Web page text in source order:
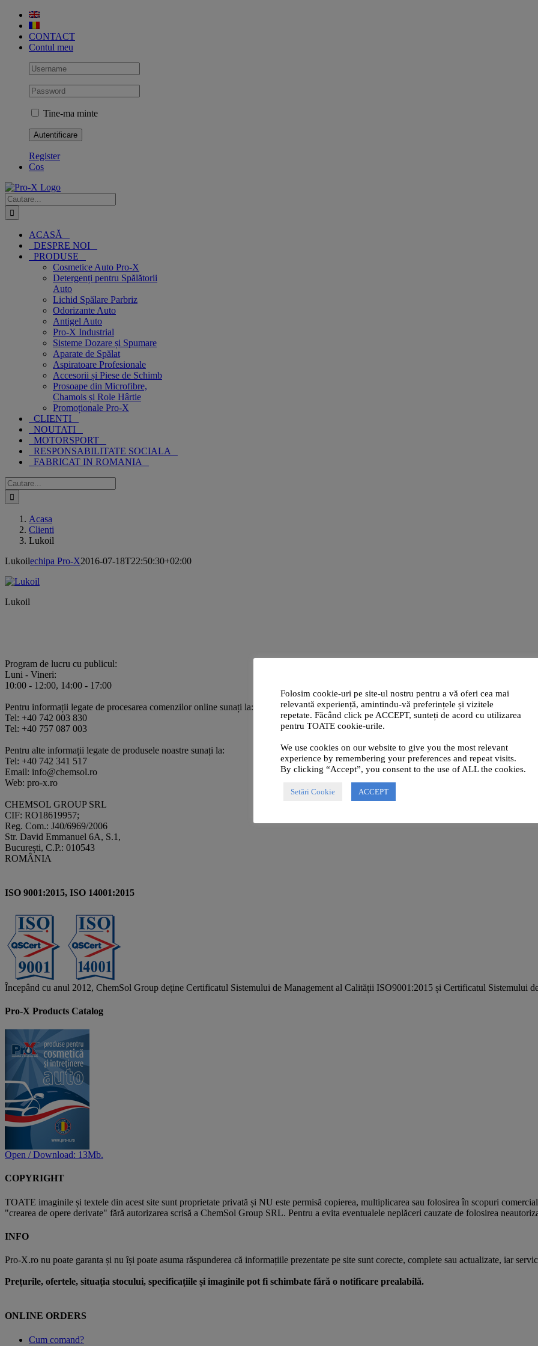
Skip
contentCONTACT
Contul meu
Tine-ma minte
Register
Cos
Cautare...
ACASĂ
DESPRE NOI
PRODUSE
Cosmetice Auto Pro-X
Detergenți pentru Spălătorii
Auto
Lichid Spălare Parbriz
Odorizante Auto
Antigel Auto
Pro-X Industrial
Sisteme Dozare și Spumare
Aparate de Spălat
Aspiratoare Profesionale
Accesorii și Piese de Schimb
Prosoape din Microfibre,
Chamois și Role Hârtie
Promoționale Pro-X
CLIENTI
NOUTATI
MOTORSPORT
RESPONSABILITATE SOCIALA
FABRICAT IN ROMANIA
Cautare...
Acasa
Clienti
Lukoil
Lukoilechipa Pro-X2016-07-18T22:50:30+02:00
Lukoil
Program de lucru cu publicul:
Luni - Vineri:
10:00 - 12:00, 14:00 - 17:00
Pentru informații legate de procesarea comenzilor online sunați la:
Tel: +40 742 003 830
Tel: +40 757 087 003
Pentru alte informații legate de produsele noastre sunați la:
Tel: +40 742 341 517
Email: info@chemsol.ro
Web: pro-x.ro
CHEMSOL GROUP SRL
CIF: RO18619957;
Reg. Com.: J40/6969/2006
Str. David Emmanuel 6A, S.1,
București, C.P.: 010543
ROMÂNIA
ISO 9001:2015, ISO 14001:2015
Începând cu anul 2012, ChemSol Group deține Certificatul Sistemului de Management al Calității ISO9001:2015 și Certificatul Sistemului
Pro-X Products Catalog
Open / Download: 13Mb.
COPYRIGHT
TOATE imaginile și textele din acest site sunt proprietate privată și NU este permisă copierea, multiplicarea sau folosirea în scopuri
"crearea de opere derivate" fără autorizarea scrisă a ChemSol Group SRL. Pentru a evita eventualele neplăceri cauzate de folosirea
INFO
Pro-X.ro nu poate garanta și nu își poate asuma răspunderea că informațiile prezentate pe site sunt corecte, complete sau actualizate, iar
Prețurile, ofertele, situația stocului, specificațiile și imaginile pot fi schimbate fără o notificare prealabilă.
ONLINE ORDERS
Cum comand?
Folosim cookie-uri pe site-ul nostru pentru a vă oferi cea mai
relevantă experiență, amintindu-vă preferințele și vizitele
repetate. Făcând click pe ACCEPT, sunteți de acord cu utilizarea
pentru TOATE cookie-urile.
We use cookies on our website to give you the most relevant
experience by remembering your preferences and repeat visits.
By clicking “Accept”, you consent to the use of ALL the cookies.
Setări Cookie ACCEPT